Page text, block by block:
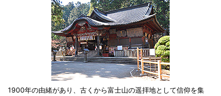
1900年の由緒があり、古くから富士山の遥拝地として信仰を集